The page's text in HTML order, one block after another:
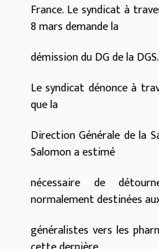
France. Le syndicat à
8 mars demande la
démission du DG de la DGS.
Le syndicat dénonce à
que la
Direction Générale de la
Salomon a estimé
nécessaire de
normalement destinées
généralistes vers les